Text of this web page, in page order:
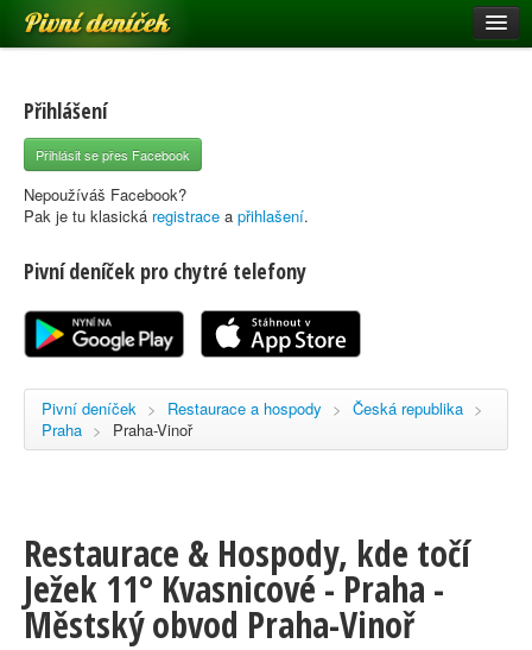
Pivní deníček
Pivní mapa
Pivní značky
Nápověda
Registrace
Přihlášení
Přihlásit se přes Facebook
Nepoužíváš Facebook?
Pak je tu klasická registrace a přihlašení.
Pivní deníček pro chytré telefony
Pivní deníček > Restaurace a hospody > Česká republika >
Praha > Praha-Vinoř
Restaurace & Hospody, kde točí
Ježek 11° Kvasnicové - Praha -
Městský obvod Praha-Vinoř